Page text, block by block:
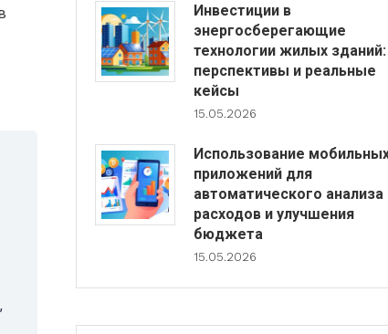
Инвестиции в
энергосберегающие
технологии жилых зданий:
перспективы и реальные
кейсы
15.05.2026
Использование
приложений для
автоматического анализа
расходов и улучшения
бюджета
15.05.2026